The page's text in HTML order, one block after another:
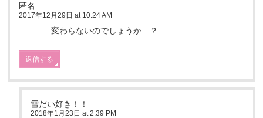
匿名
2017年12月29日 at 10:24 AM
変わらないのでしょうか…？
返信する
雪だい好き！！
2018年1月23日 at 2:39 PM